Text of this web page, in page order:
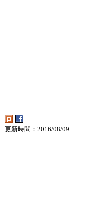
更新時間：2016/08/09